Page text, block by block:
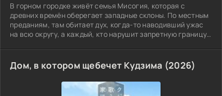
В горном городке живёт семья Мисогия, которая с
древних времён оберегает западные склоны. По местным
преданиям, там обитает дух, когда-то наводивший ужас
на всю округу, а каждый, кто нарушит запретную границу,
оказывается сильнее страха, и дети
Дом, в котором щебечет Кудзима (2026)